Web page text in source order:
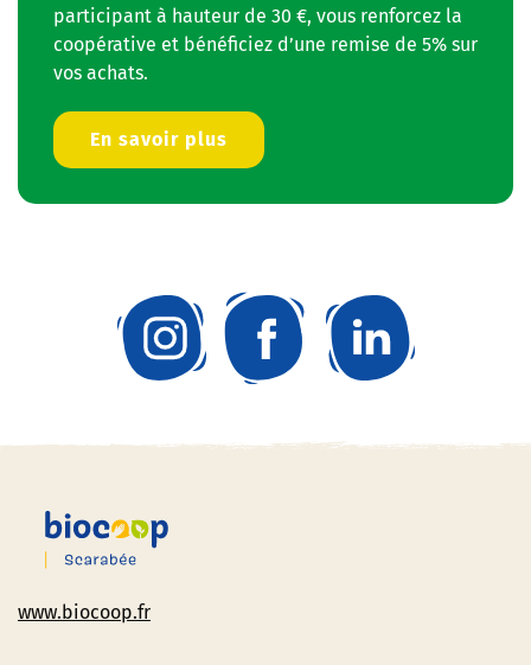
participant à hauteur de 30 €, vous renforcez la
coopérative et bénéficiez d’une remise de 5% sur
vos achats.
En savoir plus
www.biocoop.fr